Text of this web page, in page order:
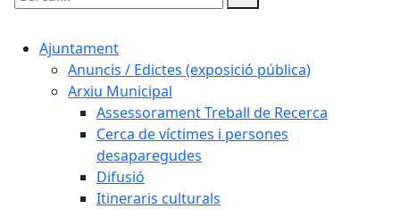
Cercar:
Ajuntament
Anuncis / Edictes (exposició pública)
Arxiu Municipal
Assessorament Treball de Recerca
Cerca de víctimes i persones
desaparegudes
Difusió
Itineraris culturals